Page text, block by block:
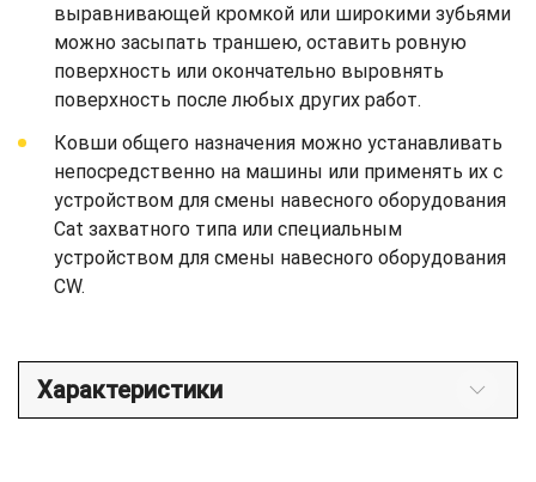
выравнивающей кромкой или широкими зубьями
можно засыпать траншею, оставить ровную
поверхность или окончательно выровнять
поверхность после любых других работ.
Ковши общего назначения можно устанавливать
непосредственно на машины или применять их с
устройством для смены навесного оборудования
Cat захватного типа или специальным
устройством для смены навесного оборудования
CW.
Характеристики